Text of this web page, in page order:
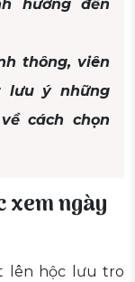
hưởng đến
thông, viên
lưu ý những
cách chọn
xem ngày
lên hộc lưu tro